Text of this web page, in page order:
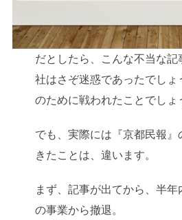
だとしたら、こんな不当な記
社はさぞ迷惑であったでしょ
のために戦われたことでしょ
でも、実際には『京都民報』
きたことは、違います。
まず、記事が出てから、半
の事業から撤退。